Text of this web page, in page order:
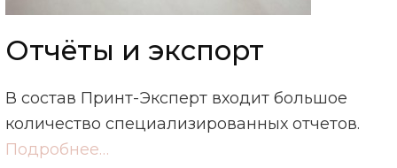
Отчёты и экспорт
В состав Принт-Эксперт входит большое
количество специализированных отчетов.
Подробнее…